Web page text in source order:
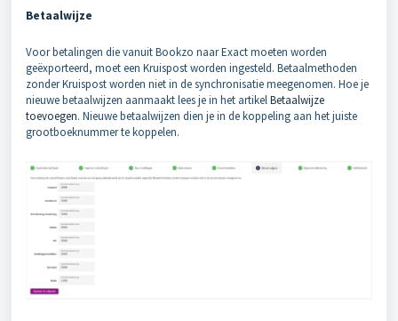
Betaalwijze
Voor betalingen die vanuit Bookzo naar Exact moeten worden
geëxporteerd, moet een Kruispost worden ingesteld. Betaalmethoden
zonder Kruispost worden niet in de synchronisatie meegenomen. Hoe je
nieuwe betaalwijzen aanmaakt lees je in het artikelBetaalwijze
toevoegen. Nieuwe betaalwijzen dien je in de koppeling aan het juiste
grootboeknummer te koppelen.